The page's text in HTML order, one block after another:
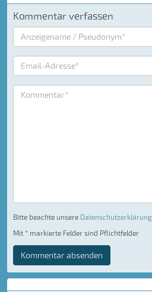
Kommentar verfassen
Bitte beachte unsere Datenschutzerklärung
Mit * markierte Felder sind Pflichtfelder
Kommentar absenden